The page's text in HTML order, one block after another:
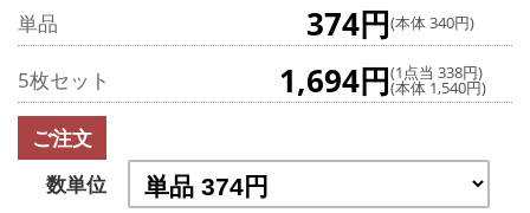
単品 374円(本体 340円)
5枚セット 1,694円(1点当 338円)
(本体 1,540円)
ご注文
数単位